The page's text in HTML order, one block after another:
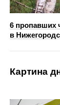
6 пропавших
в
Картина